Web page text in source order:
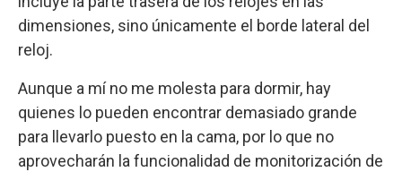
dimensiones, sino únicamente el borde lateral del
reloj.
Aunque a mí no me molesta para dormir, hay
quienes lo pueden encontrar demasiado grande
para llevarlo puesto en la cama, por lo que no
aprovecharán la funcionalidad de monitorización de